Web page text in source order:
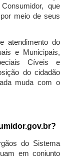
que
meio de seus
atendimento do
e Municipais,
Cíveis e
do cidadão
muda com o
do Sistema
em conjunto